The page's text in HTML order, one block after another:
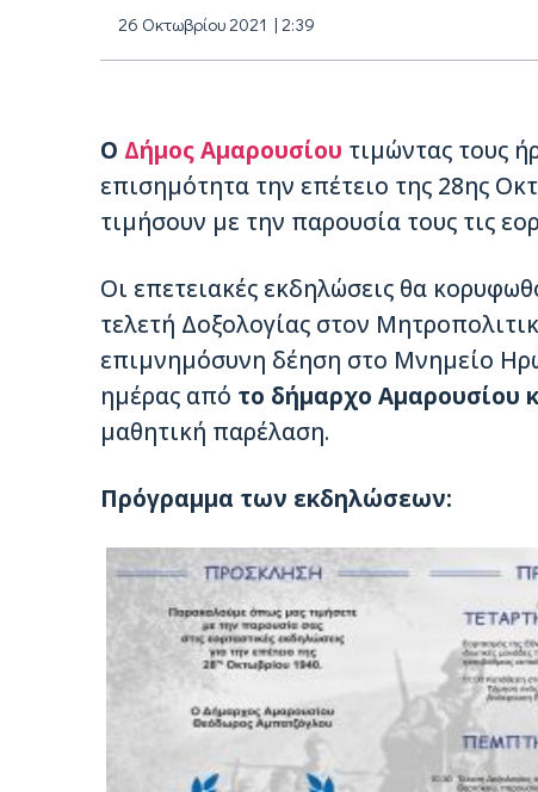
26 Οκτωβρίου 2021 | 2:39
Ο Δήμος Αμαρουσίου τιμώντας τους
επισημότητα την επέτειο της 28ης
τιμήσουν με την παρουσία τους τις
Οι επετειακές εκδηλώσεις θα
τελετή Δοξολογίας στον
επιμνημόσυνη δέηση στο Μνημείο
ημέρας από το δήμαρχο Αμαρουσίου
μαθητική παρέλαση.
Πρόγραμμα των εκδηλώσεων: